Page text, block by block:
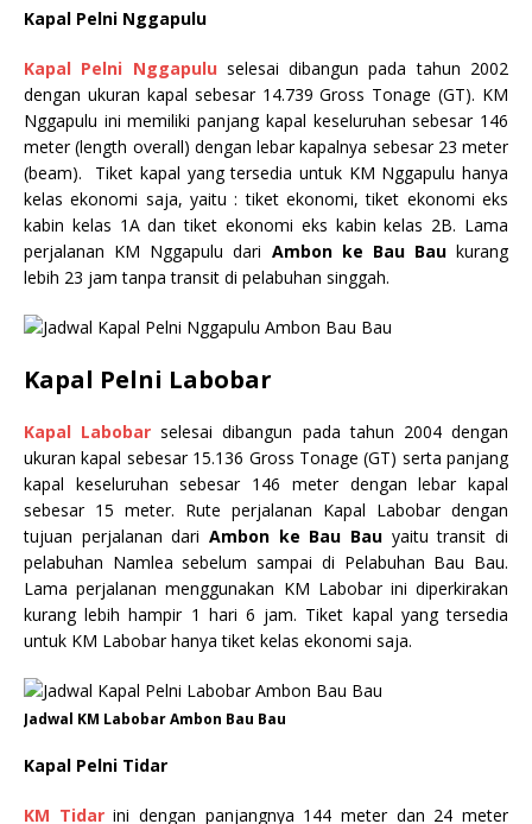
Kapal Pelni Nggapulu
Kapal Pelni Nggapulu selesai dibangun pada tahun 2002
dengan ukuran kapal sebesar 14.739 Gross Tonage (GT). KM
Nggapulu ini memiliki panjang kapal keseluruhan sebesar 146
meter (length overall) dengan lebar kapalnya sebesar 23 meter
(beam). Tiket kapal yang tersedia untuk KM Nggapulu hanya
kelas ekonomi saja, yaitu : tiket ekonomi, tiket ekonomi eks
kabin kelas 1A dan tiket ekonomi eks kabin kelas 2B. Lama
perjalanan KM Nggapulu dari Ambon ke Bau Baukurang
lebih 23 jam tanpa transit di pelabuhan singgah.
Kapal Pelni Labobar
Kapal Labobar selesai dibangun pada tahun 2004 dengan
ukuran kapal sebesar 15.136 Gross Tonage (GT) serta panjang
kapal keseluruhan sebesar 146 meter dengan lebar kapal
sebesar 15 meter. Rute perjalanan Kapal Labobar dengan
tujuan perjalanan dari Ambon ke Bau Bau yaitu transit di
pelabuhan Namlea sebelum sampai di Pelabuhan Bau Bau.
Lama perjalanan menggunakan KM Labobar ini diperkirakan
kurang lebih hampir 1 hari 6 jam. Tiket kapal yang tersedia
untuk KM Labobar hanya tiket kelas ekonomi saja.
Jadwal KM Labobar Ambon Bau Bau
Kapal Pelni Tidar
KM Tidarini dengan panjangnya 144 meter dan 24 meter